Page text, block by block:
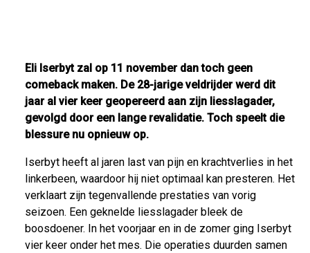
Eli Iserbyt zal op 11 november dan toch geen
comeback maken. De 28-jarige veldrijder werd dit
jaar al vier keer geopereerd aan zijn liesslagader,
gevolgd door een lange revalidatie. Toch speelt die
blessure nu opnieuw op.
Iserbyt heeft al jaren last van pijn en krachtverlies in het
linkerbeen, waardoor hij niet optimaal kan presteren. Het
verklaart zijn tegenvallende prestaties van vorig
seizoen. Een geknelde liesslagader bleek de
boosdoener. In het voorjaar en in de zomer ging Iserbyt
vier keer onder het mes. Die operaties duurden samen